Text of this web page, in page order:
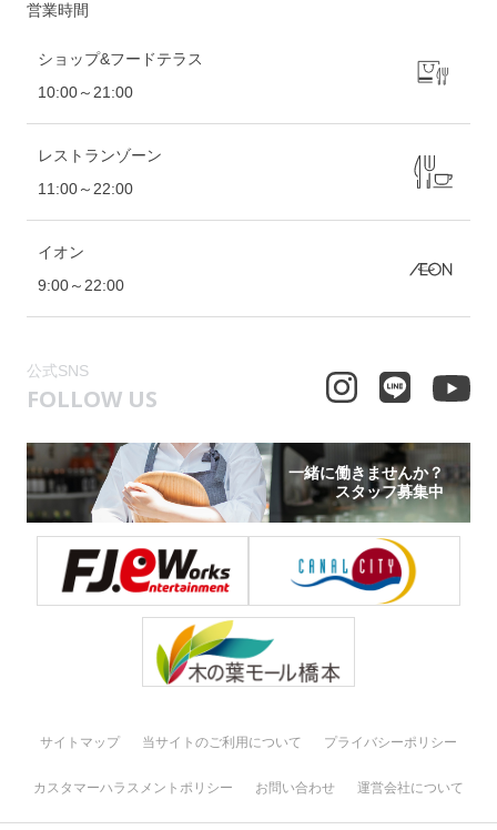
営業時間
ショップ&フードテラス
10:00～21:00
レストランゾーン
11:00～22:00
イオン
9:00～22:00
公式SNS
FOLLOW US
一緒に働きませんか？
スタッフ募集中
サイトマップ 当サイトのご利用について プライバシーポリシー
カスタマーハラスメントポリシー お問い合わせ 運営会社について